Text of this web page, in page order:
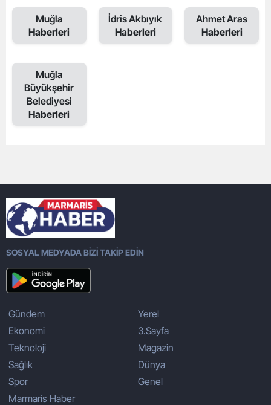
Muğla
Haberleri
İdris Akbıyık
Haberleri
Ahmet Aras
Haberleri
Muğla
Büyükşehir
Belediyesi
Haberleri
SOSYAL MEDYADA BİZİ TAKİP EDİN
Gündem
Ekonomi
Teknoloji
Sağlık
Spor
Marmaris Haber
Yerel
3.Sayfa
Magazin
Dünya
Genel